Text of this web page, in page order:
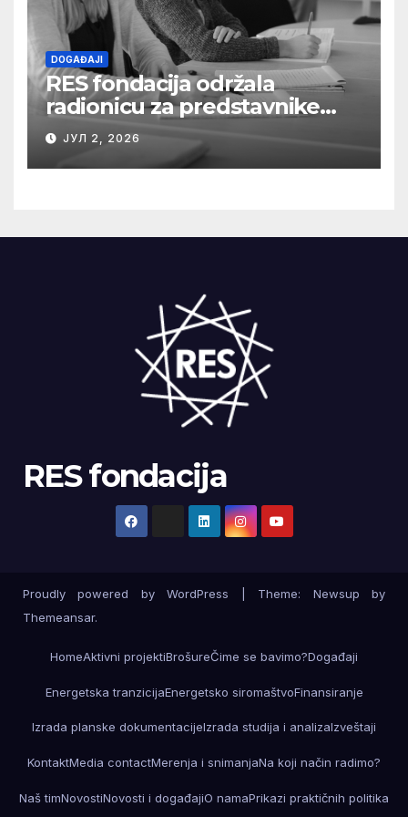
DOGAĐAJI
RES fondacija održala
radionicu za predstavnike
medija o razumevanju
složenih energetskih
projekata
ЈУЛ 2, 2026
RES fondacija
Proudly powered by WordPress
Theme: Newsup by
Themeansar.
HomeAktivni projektiBrošureČime se bavimo?Događaji
Energetska tranzicijaEnergetsko siromaštvoFinansiranje
Izrada planske dokumentacijeIzrada studija i analizaIzveštaji
KontaktMedia contactMerenja i snimanjaNa koji način radimo?
Naš timNovostiNovosti i događajiO namaPrikazi praktičnih politika